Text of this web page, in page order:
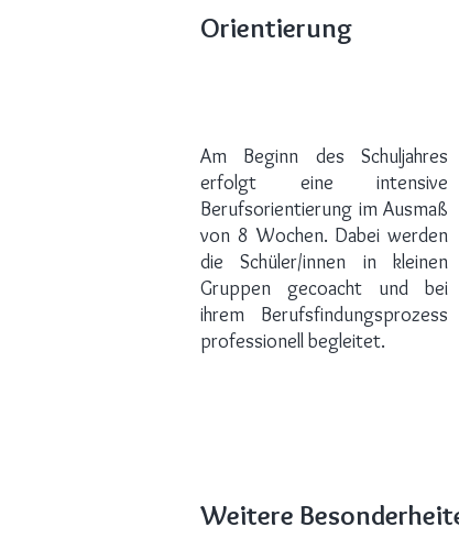
Orientierung
Am Beginn des Schuljahres
erfolgt eine intensive
Berufsorientierung im Ausmaß
von 8 Wochen. Dabei werden
die Schüler/innen in kleinen
Gruppen gecoacht und bei
ihrem Berufsfindungsprozess
professionell begleitet.
Weitere